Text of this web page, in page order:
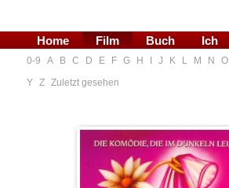
Home Film Buch Ich
0-9 A B C D E F G H J K L M N O
Y Z Zuletzt gesehen